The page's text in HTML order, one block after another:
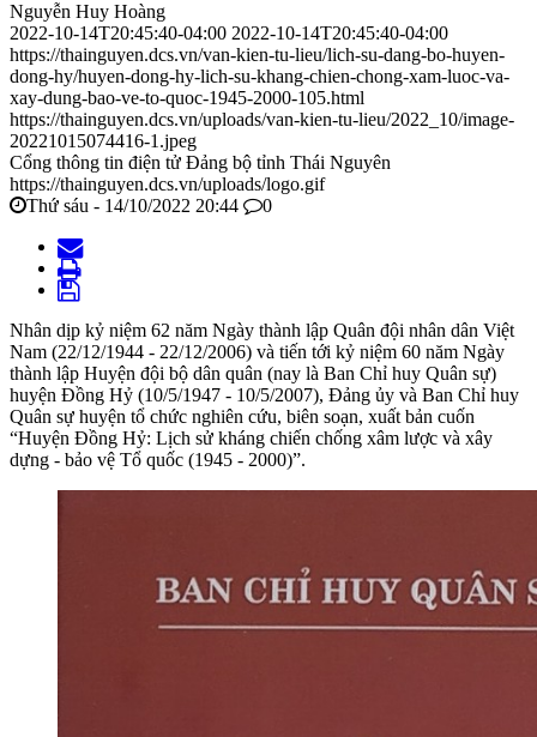
Nguyễn Huy Hoàng
2022-10-14T20:45:40-04:00 2022-10-14T20:45:40-04:00
https://thainguyen.dcs.vn/van-kien-tu-lieu/lich-su-dang-bo-huyen-
dong-hy/huyen-dong-hy-lich-su-khang-chien-chong-xam-luoc-va-
xay-dung-bao-ve-to-quoc-1945-2000-105.html
https://thainguyen.dcs.vn/uploads/van-kien-tu-lieu/2022_10/image-
20221015074416-1.jpeg
Cổng thông tin điện tử Đảng bộ tỉnh Thái Nguyên
https://thainguyen.dcs.vn/uploads/logo.gif
Thứ sáu - 14/10/2022 20:44
0
Nhân dịp kỷ niệm 62 năm Ngày thành lập Quân đội nhân dân Việt
Nam (22/12/1944 - 22/12/2006) và tiến tới kỷ niệm 60 năm Ngày
thành lập Huyện đội bộ dân quân (nay là Ban Chỉ huy Quân sự)
huyện Đồng Hỷ (10/5/1947 - 10/5/2007), Đảng ủy và Ban Chỉ huy
Quân sự huyện tổ chức nghiên cứu, biên soạn, xuất bản cuốn
“Huyện Đồng Hỷ: Lịch sử kháng chiến chống xâm lược và xây
dựng - bảo vệ Tổ quốc (1945 - 2000)”.